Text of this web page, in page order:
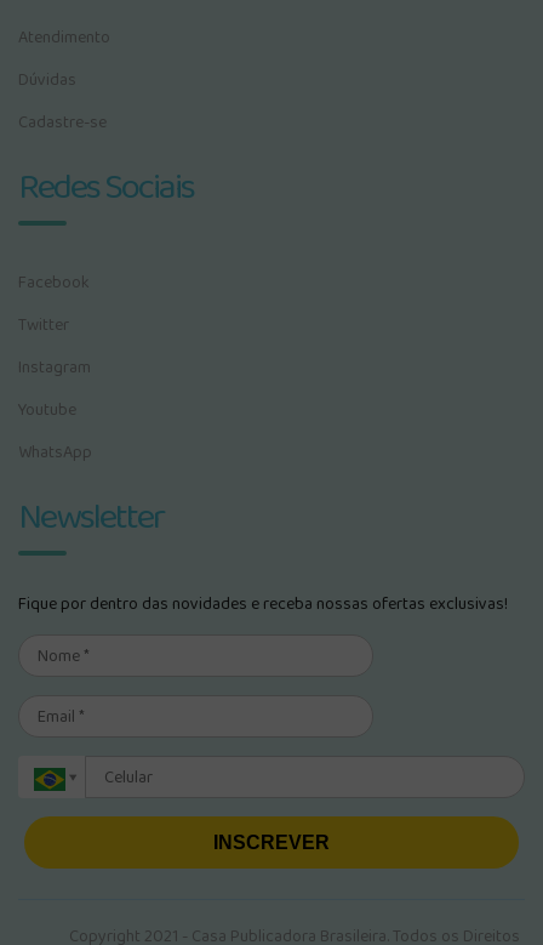
Atendimento
Dúvidas
Cadastre-se
Redes Sociais
Facebook
Twitter
Instagram
Youtube
WhatsApp
Newsletter
Fique por dentro das novidades e receba nossas ofertas exclusivas!
INSCREVER
Copyright 2021 - Casa Publicadora Brasileira. Todos os Direitos